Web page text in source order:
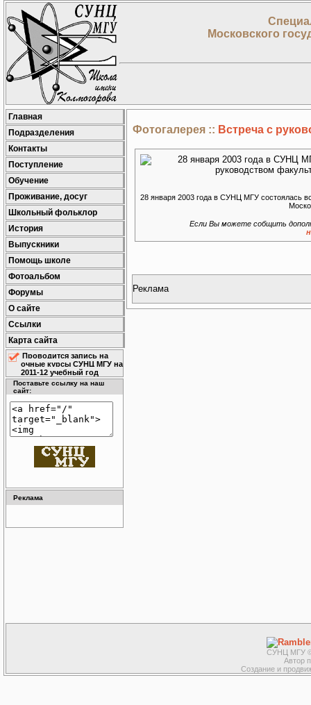
Московского
Главная
Подразделения
Контакты
Поступление
Обучение
Проживание, досуг
Школьный фольклор
История
Выпускники
Помощь школе
Фотоальбом
Форумы
О сайте
Ссылки
Карта сайта
Проводится запись на
очные курсы СУНЦ МГУ на
2011-12 учебный год
Поставьте ссылку на наш
сайт:
Реклама
Фотогалерея :: Встреча с
28 января 2003 года в СУНЦ МГУ состоялась
Если Вы можете собщить
Реклама
СУНЦ МГУ ©
Автор
Создание и